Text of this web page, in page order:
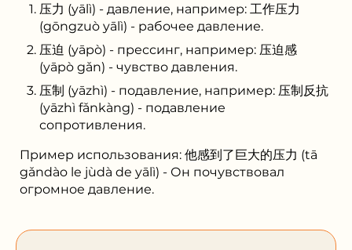
压力 (yālì) - давление, например: 工作压力
(gōngzuò yālì) - рабочее давление.
压迫 (yāpò) - прессинг, например: 压迫感
(yāpò gǎn) - чувство давления.
压制 (yāzhì) - подавление, например: 压制反抗
(yāzhì fǎnkàng) - подавление
сопротивления.
Пример использования: 他感到了巨大的压力 (tā
gǎndào le jùdà de yālì) - Он почувствовал
огромное давление.